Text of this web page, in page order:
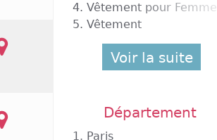
De
4. Vêtement pour Femme
5. Vêtement
Voir la suite
Département
1. Paris